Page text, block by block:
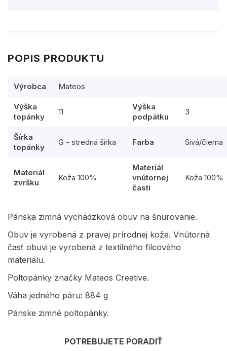
POPIS PRODUKTU
Výrobca Mateos
Výška
topánky
11
Výška
podpätku
3
Šírka
topánky
G - stredná šírka Farba Sivá/čierna
Materiál
zvršku
Koža 100%
Materiál
vnútornej
časti
Koža 100%
Pánska zimná vychádzková obuv na šnurovanie.
Obuv je vyrobená z pravej prírodnej kože. Vnútorná
časť obuvi je vyrobená z textilného filcového
materiálu.
Poltopánky značky Mateos Creative.
Váha jedného páru: 884 g
Pánske zimné poltopánky.
POTREBUJETE PORADIŤ